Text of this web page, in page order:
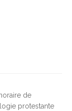
de
protestante